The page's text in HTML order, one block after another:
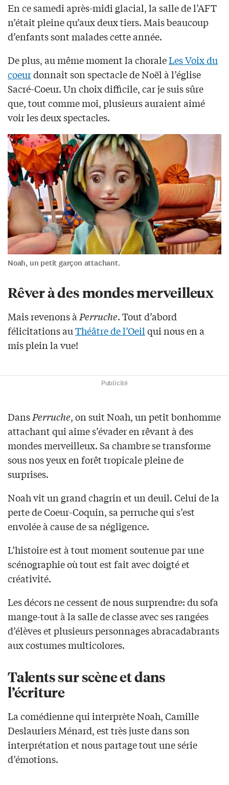
En ce samedi après-midi glacial, la salle de l’AFT
n’était pleine qu’aux deux tiers. Mais beaucoup
d’enfants sont malades cette année.
De plus, au même moment la choraleLes Voix du
coeurdonnait son spectacle de Noël à l’église
Sacré-Coeur. Un choix difficile, car je suis sûre
que, tout comme moi, plusieurs auraient aimé
voir les deux spectacles.
Noah, un petit garçon attachant.
Rêver à des mondes merveilleux
Mais revenons à Perruche. Tout d’abord
félicitations auThéâtre de l’Oeilqui nous en a
mis plein la vue!
Publicité
DansPerruche, on suit Noah, un petit bonhomme
attachant qui aime s’évader en rêvant à des
mondes merveilleux. Sa chambre se transforme
sous nos yeux en forêt tropicale pleine de
surprises.
Noah vit un grand chagrin et un deuil. Celui de la
perte de Coeur-Coquin, sa perruche qui s’est
envolée à cause de sa négligence.
L’histoire est à tout moment soutenue par une
scénographie où tout est fait avec doigté et
créativité.
Les décors ne cessent de nous surprendre: du sofa
mange-tout à la salle de classe avec ses rangées
d’élèves et plusieurs personnages abracadabrants
aux costumes multicolores.
Talents sur scène et dans
l’écriture
La comédienne qui interprète Noah, Camille
Deslauriers Ménard, est très juste dans son
interprétation et nous partage tout une série
d’émotions.